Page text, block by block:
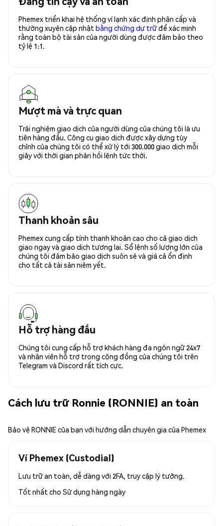
Phemex triển khai hệ thống ví lạnh xác định phân cấp và
thường xuyên cập nhật bằng chứng dự trữđể xác minh
rằng toàn bộ tài sản của người dùng được đảm bảo theo
tỷ lệ 1:1.
Mượt mà và trực quan
Trải nghiệm giao dịch của người dùng của chúng tôi là ưu
tiên hàng đầu. Công cụ giao dịch được xây dựng tùy
chỉnh của chúng tôi có thể xử lý tới 300.000 giao dịch mỗi
giây với thời gian phản hồi lệnh tức thời.
Thanh khoản sâu
Phemex cung cấp tính thanh khoản cao cho cả giao dịch
giao ngay và giao dịch tương lai. Sổ lệnh số lượng lớn của
chúng tôi đảm bảo giao dịch suôn sẻ và giá cả ổn định
cho tất cả tài sản niêm yết.
Hỗ trợ hàng đầu
Chúng tôi cung cấp hỗ trợ khách hàng đa ngôn ngữ 24x7
và nhân viên hỗ trợ trong cộng đồng của chúng tôi trên
Telegram và Discord rất tích cực.
Cách lưu trữ Ronnie (RONNIE) an toàn
Bảo vệ RONNIE của bạn với hướng dẫn chuyên gia của Phemex
Ví Phemex (Custodial)
Lưu trữ an toàn, dễ dàng với 2FA, truy cập lý tưởng.
Tốt nhất cho Sử dụng hàng ngày